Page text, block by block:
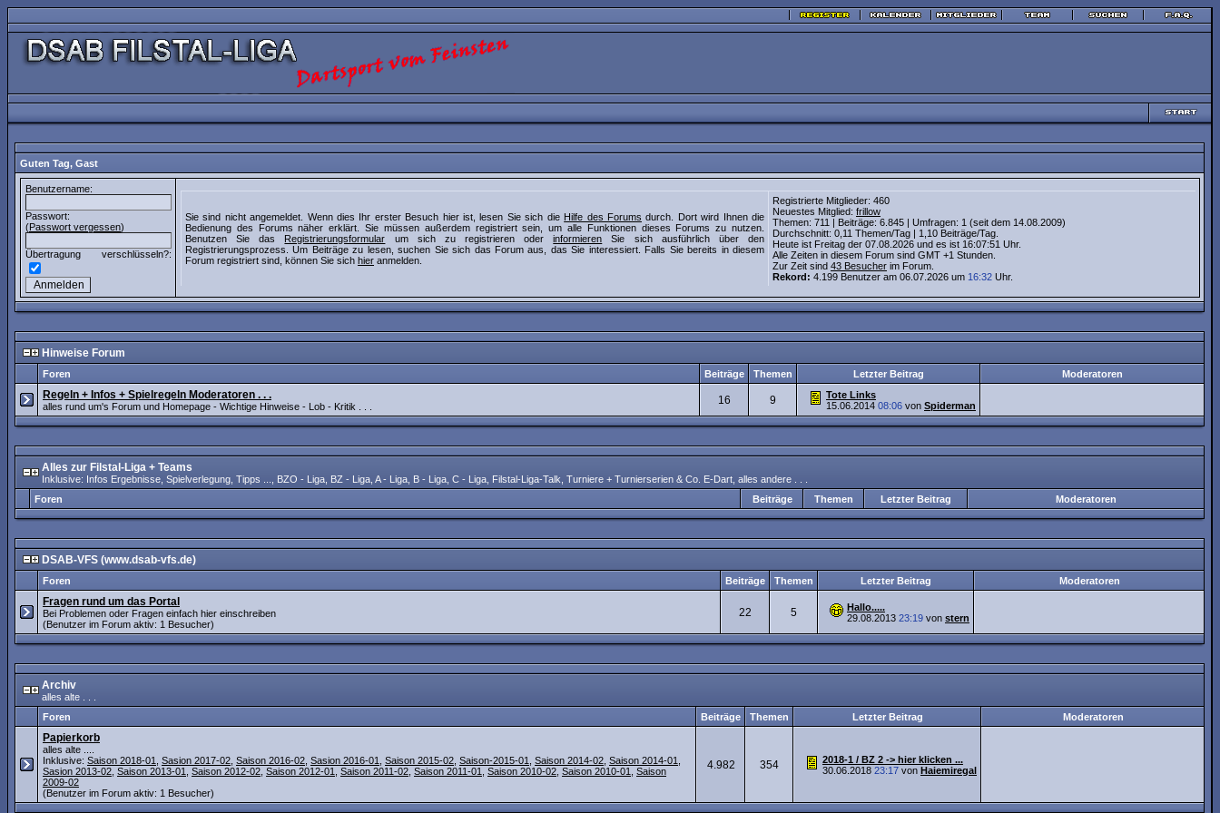
Guten Tag, Gast
Benutzername:
Passwort:
(Passwort vergessen)
Übertragung verschlüsseln?:
Sie sind nicht angemeldet. Wenn dies Ihr erster Besuch hier ist, lesen Sie sich die Hilfe des Forums durch. Dort wird Ihnen die
Bedienung des Forums näher erklärt. Sie müssen außerdem registriert sein, um alle Funktionen dieses Forums zu nutzen.
Benutzen Sie das Registrierungsformular um sich zu registrieren oderinformieren Sie sich ausführlich über den
Registrierungsprozess. Um Beiträge zu lesen, suchen Sie sich das Forum aus, das Sie interessiert. Falls Sie bereits in diesem
Forum registriert sind, können Sie sich hier anmelden.
Registrierte Mitglieder: 460
Neuestes Mitglied: frillow
Themen: 711 | Beiträge: 6.845 | Umfragen: 1 (seit dem 14.08.2009)
Durchschnitt: 0,11 Themen/Tag | 1,10 Beiträge/Tag.
Heute ist Freitag der 07.08.2026 und es ist 16:07:52 Uhr.
Alle Zeiten in diesem Forum sind GMT +1 Stunden.
Zur Zeit sind 43 Besucher im Forum.
Rekord: 4.199 Benutzer am 06.07.2026 um 16:32 Uhr.
Hinweise Forum
Foren Beiträge Themen Letzter Beitrag Moderatoren
Regeln + Infos + Spielregeln Moderatoren . . .
alles rund um's Forum und Homepage - Wichtige Hinweise - Lob - Kritik . . . 16 9
Tote Links
15.06.2014 08:06 von Spiderman
Alles zur Filstal-Liga + Teams
Inklusive: Infos Ergebnisse, Spielverlegung, Tipps ... BZO - Liga BZ - Liga A - Liga B - Liga C - Liga Filstal-Liga-Talk Turniere + Turnierserien & Co. E-Dart alles andere . . .
Foren
Beiträge Themen Letzter Beitrag Moderatoren
DSAB-VFS (www.dsab-vfs.de)
Foren Beiträge Themen Letzter Beitrag Moderatoren
Fragen rund um das Portal
Bei Problemen oder Fragen einfach hier einschreiben
(Benutzer im Forum aktiv: 1 Besucher)
22 5
Hallo.....
29.08.2013 23:19 von stern
Archiv
alles alte . . .
Foren
Beiträge Themen Letzter Beitrag Moderatoren
Papierkorb
alles alte ....
Inklusive: Saison 2018-01 Sasion 2017-02 Saison 2016-02 Sasion 2016-01 Saison 2015-02 Saison-2015-01 Saison 2014-02 Saison 2014-01
Sasion 2013-02 Saison 2013-01 Saison 2012-02 Saison 2012-01 Saison 2011-02 Saison 2011-01 Saison 2010-02 Saison 2010-01
Saison
2009-02
(Benutzer im Forum aktiv: 1 Besucher)
4.982 354
2018-1 / BZ 2 -> hier klicken ...
30.06.2018 23:17 von Haiemiregal